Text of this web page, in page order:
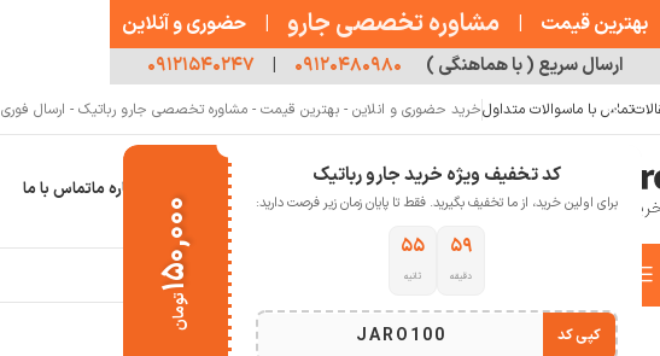
کد تخفیف ویژه خرید جارو رباتیک
برای اولین خرید، از ما تخفیف بگیرید. فقط تا پایان زمان زیر فرصت دارید:
۵۹
دقیقه
۵۴
ثانیه
JARO100 کپی کد
۱۵۰,۰۰۰
تومان
تماس با ماسوالات متداولخرید حضوری و انلاین - بهترین قیمت - مشاوره تخصصی جارو رباتیک - ارسال فوری
خانه جارو رباتیک درباره ماتماس با ما
انتخاب دسته بندی
خانه ترازو تندرستی ترازوی هوشمند شیائومی مدل XMTZC05HM
بهترین قیمت | مشاوره تخصصی جارو | حضوری و آنلاین
ارسال سریع ( با هماهنگی ) ۰۹۱۲۰۴۸۰۹۸۰ | ۰۹۱۲۱۵۴۰۲۴۷